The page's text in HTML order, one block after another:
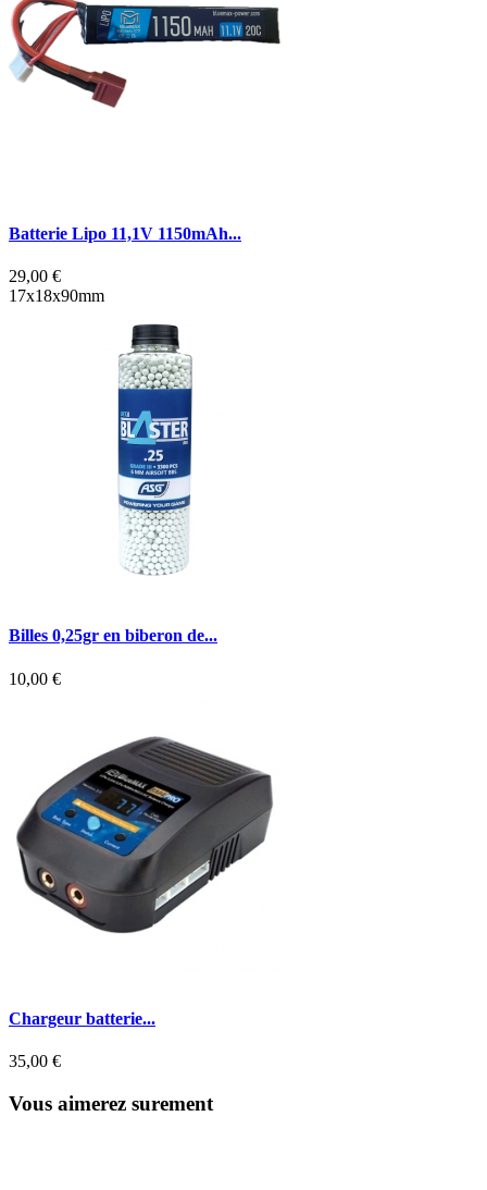
Batterie Lipo 11,1V 1150mAh...
29,00 €
17x18x90mm
Billes 0,25gr en biberon de...
10,00 €
Chargeur batterie...
35,00 €
Vous aimerez surement